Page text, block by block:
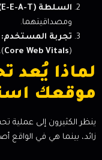
السلطة (E-E-A-T):
ومصداقيتهما.
تجربة المستخدم:
(
Core Web Vitals
).
لماذا يُعد
موقعك
ينظر الكثيرون إلى عملية
زائد، بينما هي في الواقع